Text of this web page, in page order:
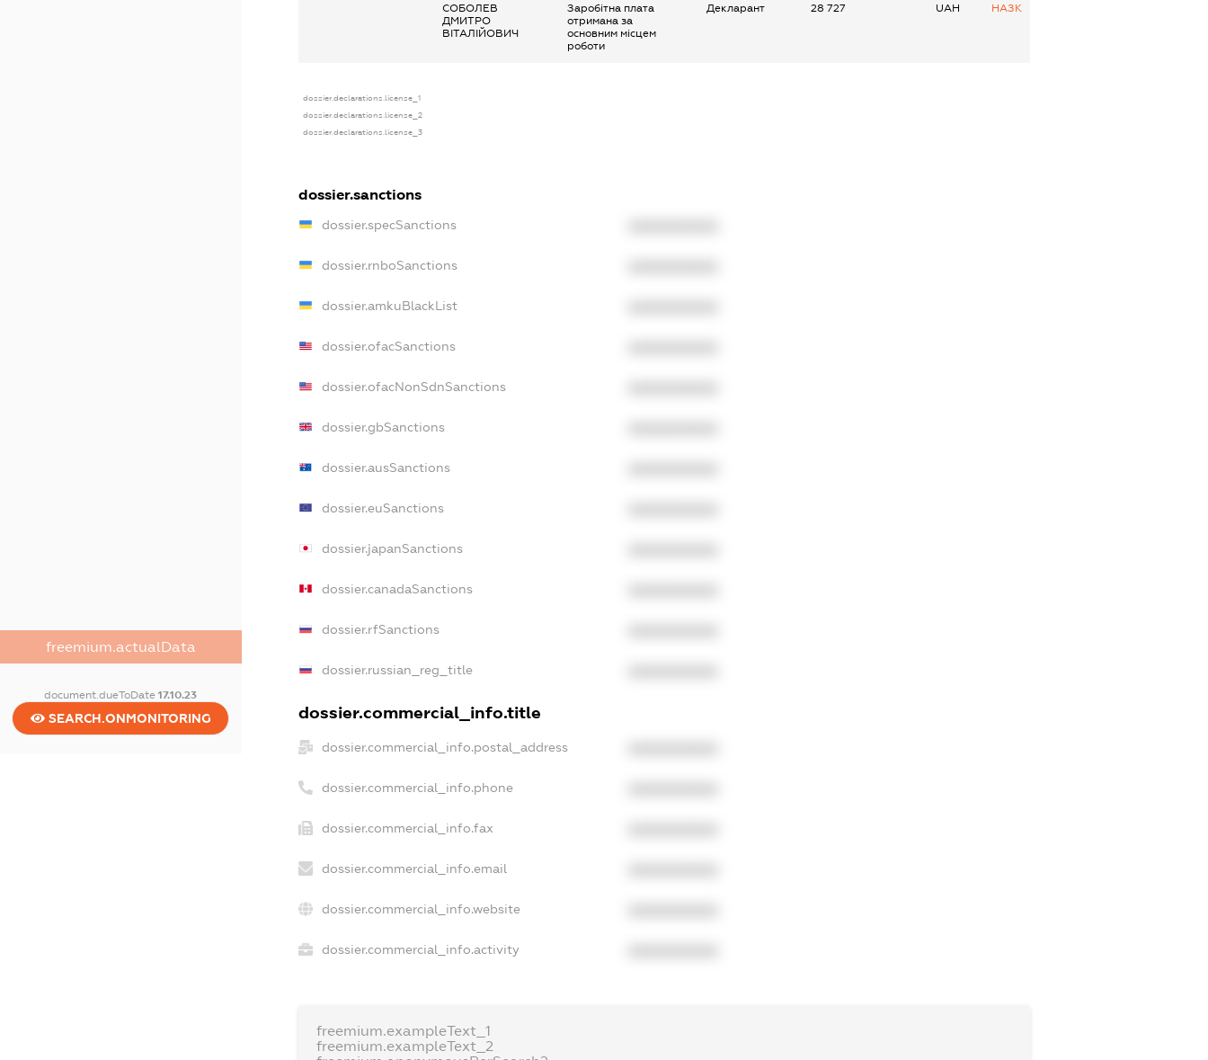
freemium.actualData
document.dueToDate17.10.23
SEARCH.ONMONITORING
СОБОЛЕВ
ДМИТРО
ВІТАЛІЙОВИЧ
Заробітна плата
отримана за
основним місцем
роботи
Декларант 28 727 UAH НАЗК
dossier.declarations.license_1
dossier.declarations.license_2
dossier.declarations.license_3
dossier.sanctions
dossier.specSanctions
dossier.rnboSanctions
dossier.amkuBlackList
dossier.ofacSanctions
dossier.ofacNonSdnSanctions
dossier.gbSanctions
dossier.ausSanctions
dossier.euSanctions
dossier.japanSanctions
dossier.canadaSanctions
dossier.rfSanctions
dossier.russian_reg_title
dossier.commercial_info.title
dossier.commercial_info.postal_address
dossier.commercial_info.phone
dossier.commercial_info.fax
dossier.commercial_info.email
dossier.commercial_info.website
dossier.commercial_info.activity
freemium.exampleText_1
freemium.exampleText_2